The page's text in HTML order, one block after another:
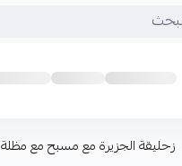
زحليقة الجزيرة مع مسبح مع مظلة 2.79×1.74×1.44متر